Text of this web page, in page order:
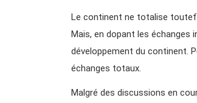
Le continent ne totalise
Mais, en dopant les
développement du continent.
échanges totaux.
Malgré des discussions en